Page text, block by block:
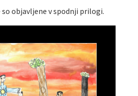
so objavljene v spodnji prilogi.